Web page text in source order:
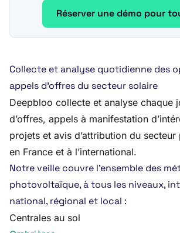
Réserver une démo pour
Collecte et analyse quotidienne des
appels d’offres du secteur solaire
Deepbloo collecte et analyse chaque
d’offres, appels à manifestation
projets et avis d’attribution du
en France et à l’international.
Notre veille couvre l’ensemble des
photovoltaïque, à tous les niveaux,
national, régional et local :
Centrales au sol